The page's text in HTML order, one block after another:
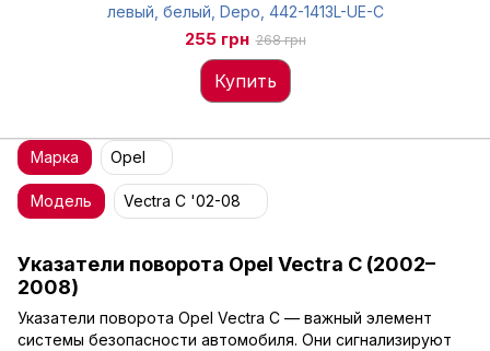
левый, белый, Depo, 442-1413L-UE-C
255 грн 268 грн
Купить
Указатели поворота Opel Vectra C (2002–
2008)
Указатели поворота Opel Vectra C — важный элемент
системы безопасности автомобиля. Они сигнализируют
Марка Opel
Модель Vectra C '02-08